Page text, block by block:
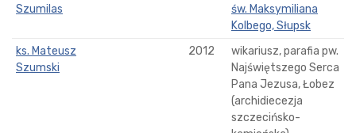
Szumilas
św. Maksymiliana
Kolbego, Słupsk
ks. Mateusz
Szumski
2012
wikariusz, parafia pw.
Najświętszego Serca
Pana Jezusa, Łobez
(archidiecezja
szczecińsko-